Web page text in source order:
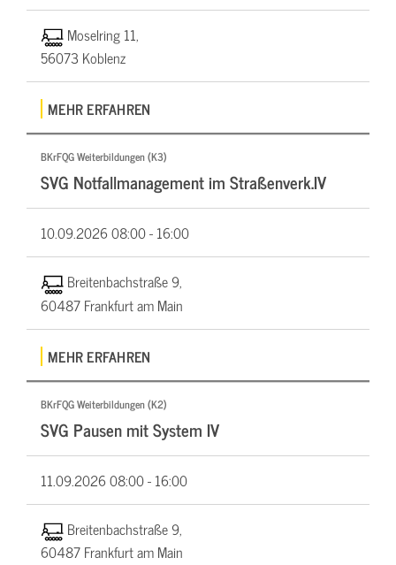
Moselring 11,
56073 Koblenz
MEHR ERFAHREN
BKrFQG Weiterbildungen (K3)
SVG Notfallmanagement im Straßenverk.IV
10.09.202608:00 - 16:00
Breitenbachstraße 9,
60487 Frankfurt am Main
MEHR ERFAHREN
BKrFQG Weiterbildungen (K2)
SVG Pausen mit System IV
11.09.202608:00 - 16:00
Breitenbachstraße 9,
60487 Frankfurt am Main